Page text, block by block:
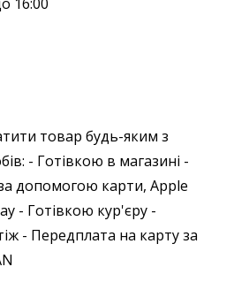
товар будь-яким з
- Готівкою в магазині -
допомогою карти, Apple
- Готівкою кур'єру -
- Передплата на карту за